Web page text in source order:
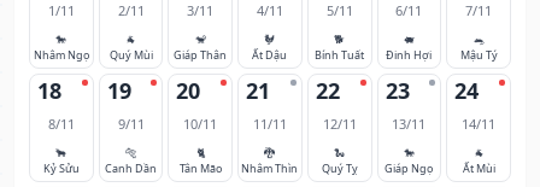
1/11
🐎
Nhâm Ngọ
2/11
🐐
Quý Mùi
3/11
🐒
Giáp Thân
4/11
🐓
Ất Dậu
5/11
🐕
Bính Tuất
6/11
🐖
Đinh Hợi
7/11
🐀
Mậu Tý
18
8/11
🐂
Kỷ Sửu
19
9/11
🐅
Canh Dần
20
10/11
🐈
Tân Mão
21
11/11
🐉
Nhâm Thìn
22
12/11
🐍
Quý Tỵ
23
13/11
🐎
Giáp Ngọ
24
14/11
🐐
Ất Mùi